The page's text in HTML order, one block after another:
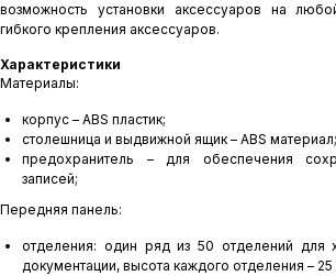
возможность установки аксессуаров на
гибкого крепления аксессуаров.
Характеристики
Материалы:
корпус – ABS пластик;
столешница и выдвижной ящик – ABS материал;
предохранитель – для обеспечения
записей;
Передняя панель:
отделения: один ряд из 50 отделений для
документации, высота каждого отделения –